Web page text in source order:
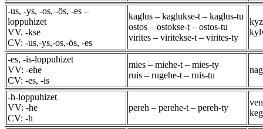
-us, -ys, -os, -ös, -es –
loppuhizet
VV. -kse
CV: -us,-ys,-os,-ös, -es
kaglus – kaglukse-t – kaglus-tu
ostos – ostokse-t – ostos-tu
virites – viritekse-t – virites-ty
-es, -is-loppuhizet
VV: -ehe
CV: -es, -is
mies – miehe-t – mies-ty
ruis – rugehe-t – ruis-tu
-h-loppuhizet
VV: -he
CV: -h
pereh – perehe-t – pereh-ty